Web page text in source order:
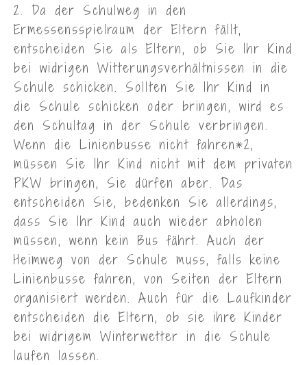
2. Da der Schulweg in den
Ermessensspielraum der Eltern fällt,
entscheiden Sie als Eltern, ob Sie Ihr Kind
bei widrigen Witterungsverhältnissen in die
Schule schicken. Sollten Sie Ihr Kind in
die Schule schicken oder bringen, wird es
den Schultag in der Schule verbringen.
Wenn die Linienbusse nicht fahren*2,
müssen Sie Ihr Kind nicht mit dem privaten
PKW bringen, Sie dürfen aber. Das
entscheiden Sie, bedenken Sie allerdings,
dass Sie Ihr Kind auch wieder abholen
müssen, wenn kein Bus fährt. Auch der
Heimweg von der Schule muss, falls keine
Linienbusse fahren, von Seiten der Eltern
organisiert werden. Auch für die Laufkinder
entscheiden die Eltern, ob sie ihre Kinder
bei widrigem Winterwetter in die Schule
laufen lassen.